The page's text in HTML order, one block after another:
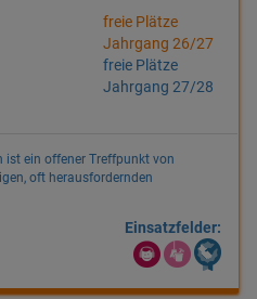
freie Plätze
Jahrgang 26/27
freie Plätze
Jahrgang 27/28
ist ein offener Treffpunkt von
oft herausfordernden
Einsatzfelder: